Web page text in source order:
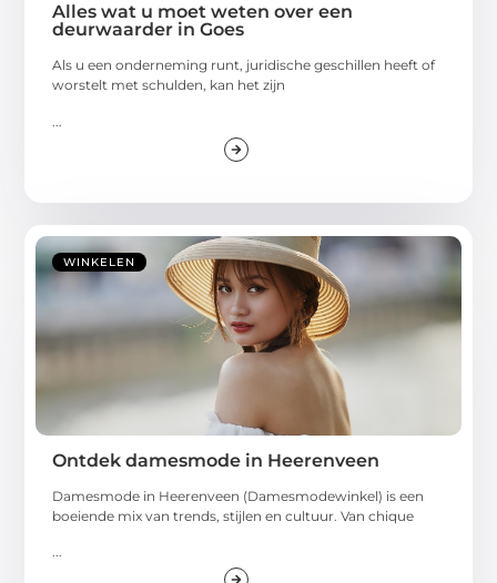
Alles wat u moet weten over een
deurwaarder in Goes
Als u een onderneming runt, juridische geschillen heeft of
worstelt met schulden, kan het zijn
WINKELEN
Ontdek damesmode in Heerenveen
Damesmode in Heerenveen (Damesmodewinkel) is een
boeiende mix van trends, stijlen en cultuur. Van chique
...